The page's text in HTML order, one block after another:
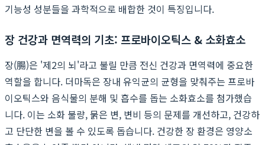
기능성 성분들을 과학적으로 배합한 것이 특징입니다.
장 건강과 면역력의 기초: 프로바이오틱스 & 소화효소
장(腸)은 '제2의 뇌'라고 불릴 만큼 전신 건강과 면역력에 중요한
역할을 합니다. 더마독은 장내 유익균의 균형을 맞춰주는 프로바
이오틱스와 음식물의 분해 및 흡수를 돕는 소화효소를 첨가했습
니다. 이는 소화 불량, 묽은 변, 변비 등의 문제를 개선하고, 건강하
고 단단한 변을 볼 수 있도록 돕습니다. 건강한 장 환경은 영양소